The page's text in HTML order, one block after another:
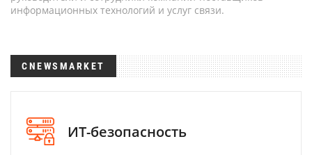
информационных технологий и услуг связи.
CNEWSMARKET
ИТ-безопасность